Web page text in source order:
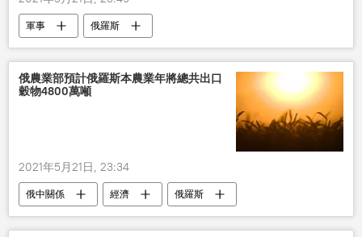
軍事 俄羅斯
俄農業部預計俄羅斯本農業年將總共出口
穀物4800萬噸
2021年5月21日, 23:34
俄中關係 經濟 俄羅斯